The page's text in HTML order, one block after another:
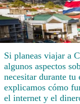
Si planeas viajar a
algunos aspectos
necesitar durante tu
explicamos cómo
el internet y el